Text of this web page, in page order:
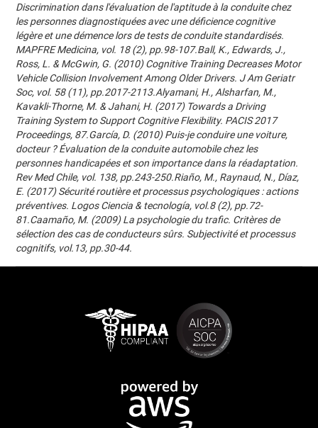
Discrimination dans l'évaluation de l'aptitude à la conduite chez
les personnes diagnostiquées avec une déficience cognitive
légère et une démence lors de tests de conduite standardisés.
MAPFRE Medicina, vol. 18 (2), pp.98-107.Ball, K., Edwards, J.,
Ross, L. & McGwin, G. (2010) Cognitive Training Decreases Motor
Vehicle Collision Involvement Among Older Drivers. J Am Geriatr
Soc, vol. 58 (11), pp.2017-2113.Alyamani, H., Alsharfan, M.,
Kavakli-Thorne, M. & Jahani, H. (2017) Towards a Driving
Training System to Support Cognitive Flexibility. PACIS 2017
Proceedings, 87.García, D. (2010) Puis-je conduire une voiture,
docteur ? Évaluation de la conduite automobile chez les
personnes handicapées et son importance dans la réadaptation.
Rev Med Chile, vol. 138, pp.243-250.Riaño, M., Raynaud, N., Díaz,
E. (2017) Sécurité routière et processus psychologiques : actions
préventives. Logos Ciencia & tecnología, vol.8 (2), pp.72-
81.Caamaño, M. (2009) La psychologie du trafic. Critères de
sélection des cas de conducteurs sûrs. Subjectivité et processus
cognitifs, vol.13, pp.30-44.